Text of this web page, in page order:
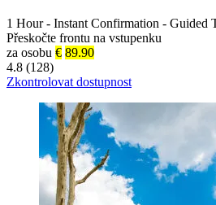
1 Hour - Instant Confirmation - Guided
Přeskočte frontu na vstupenku
za osobu € 89.90
4.8 (128)
Zkontrolovat dostupnost